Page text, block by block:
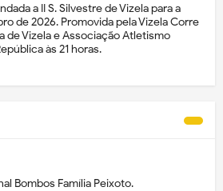
a II S. Silvestre de Vizela para a
de 2026. Promovida pela Vizela Corre
de Vizela e Associação Atletismo
às 21 horas.
Bombos Família Peixoto.